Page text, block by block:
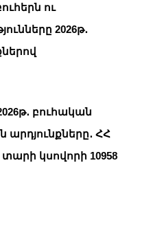
ու
2026թ․
բուհական
արդյունքները․ ՀՀ
տարի կսովորի 10958